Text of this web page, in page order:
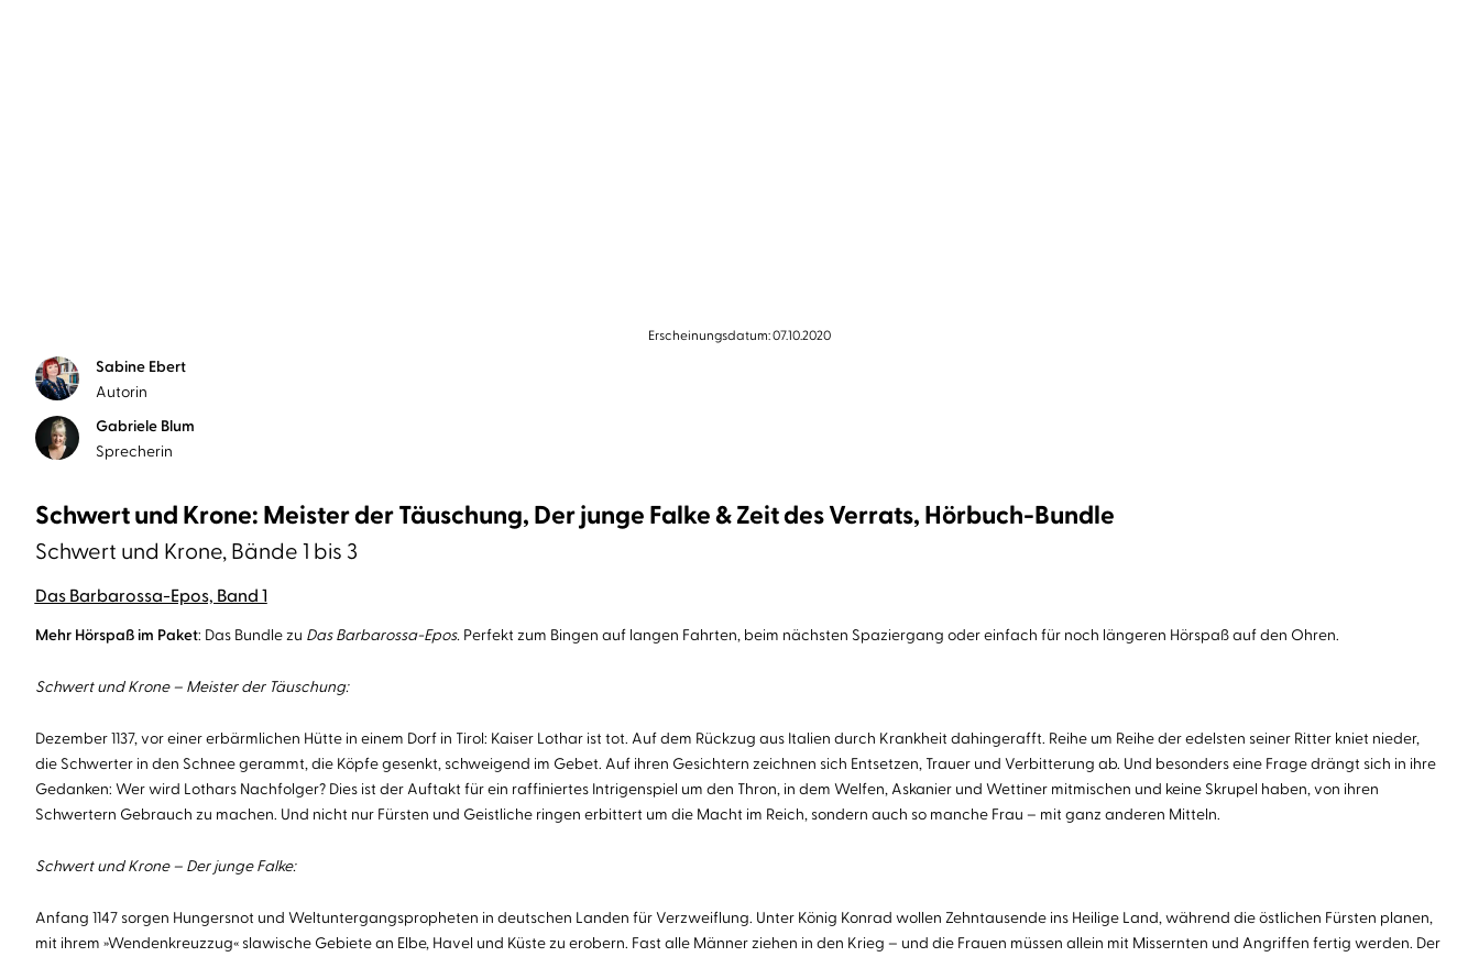
Erscheinungsdatum: 07.10.2020
Sabine Ebert
Autorin
Gabriele Blum
Sprecherin
Schwert und Krone: Meister der Täuschung, Der junge Falke & Zeit des Verrats, Hörbuch-Bundle
Schwert und Krone, Bände 1 bis 3
Das Barbarossa-Epos, Band 1
Mehr Hörspaß im Paket: Das Bundle zu Das Barbarossa-Epos. Perfekt zum Bingen auf langen Fahrten, beim nächsten Spaziergang oder einfach für noch längeren Hörspaß auf den Ohren.
Schwert und Krone – Meister der Täuschung:
Dezember 1137, vor einer erbärmlichen Hütte in einem Dorf in Tirol: Kaiser Lothar ist tot. Auf dem Rückzug aus Italien durch Krankheit dahingerafft. Reihe um Reihe der edelsten seiner Ritter kniet nieder,
die Schwerter in den Schnee gerammt, die Köpfe gesenkt, schweigend im Gebet. Auf ihren Gesichtern zeichnen sich Entsetzen, Trauer und Verbitterung ab. Und besonders eine Frage drängt sich in ihre
Gedanken: Wer wird Lothars Nachfolger? Dies ist der Auftakt für ein raffiniertes Intrigenspiel um den Thron, in dem Welfen, Askanier und Wettiner mitmischen und keine Skrupel haben, von ihren
Schwertern Gebrauch zu machen. Und nicht nur Fürsten und Geistliche ringen erbittert um die Macht im Reich, sondern auch so manche Frau – mit ganz anderen Mitteln.
Schwert und Krone – Der junge Falke:
Anfang 1147 sorgen Hungersnot und Weltuntergangspropheten in deutschen Landen für Verzweiflung. Unter König Konrad wollen Zehntausende ins Heilige Land, während die östlichen Fürsten planen,
mit ihrem »Wendenkreuzzug« slawische Gebiete an Elbe, Havel und Küste zu erobern. Fast alle Männer ziehen in den Krieg – und die Frauen müssen allein mit Missernten und Angriffen fertig werden. Der